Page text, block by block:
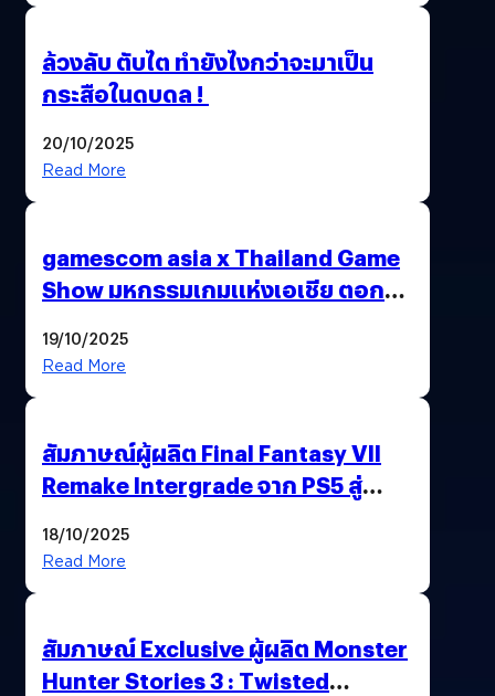
ล้วงลับ ตับไต ทำยังไงกว่าจะมาเป็น
กระสือในดบดล !
20/10/2025
Read More
gamescom asia x Thailand Game
Show มหกรรมเกมแห่งเอเชีย ตอกย้ำ
พาณิชย์ร่วมชูความสำเร็จ
19/10/2025
Read More
สัมภาษณ์ผู้ผลิต Final Fantasy VII
Remake Intergrade จาก PS5 สู่
18/10/2025
Read More
สัมภาษณ์ Exclusive ผู้ผลิต Monster
Hunter Stories 3 : Twisted